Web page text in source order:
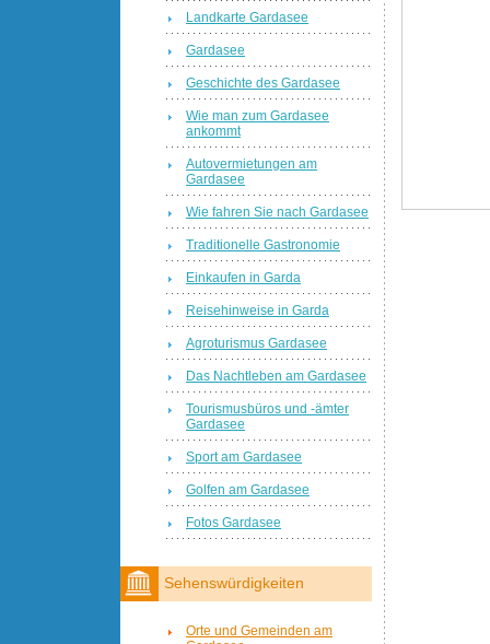
Landkarte Gardasee
Gardasee
Geschichte des Gardasee
Wie man zum Gardasee
ankommt
Autovermietungen am
Gardasee
Wie fahren Sie nach Gardasee
Traditionelle Gastronomie
Einkaufen in Garda
Reisehinweise in Garda
Agroturismus Gardasee
Das Nachtleben am Gardasee
Tourismusbüros und -ämter
Gardasee
Sport am Gardasee
Golfen am Gardasee
Fotos Gardasee
Sehenswürdigkeiten
Orte und Gemeinden am